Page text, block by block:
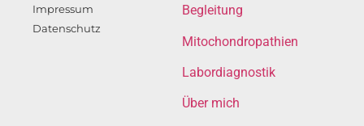
Impressum
Datenschutz
Begleitung
Mitochondropathien
Labordiagnostik
Über mich